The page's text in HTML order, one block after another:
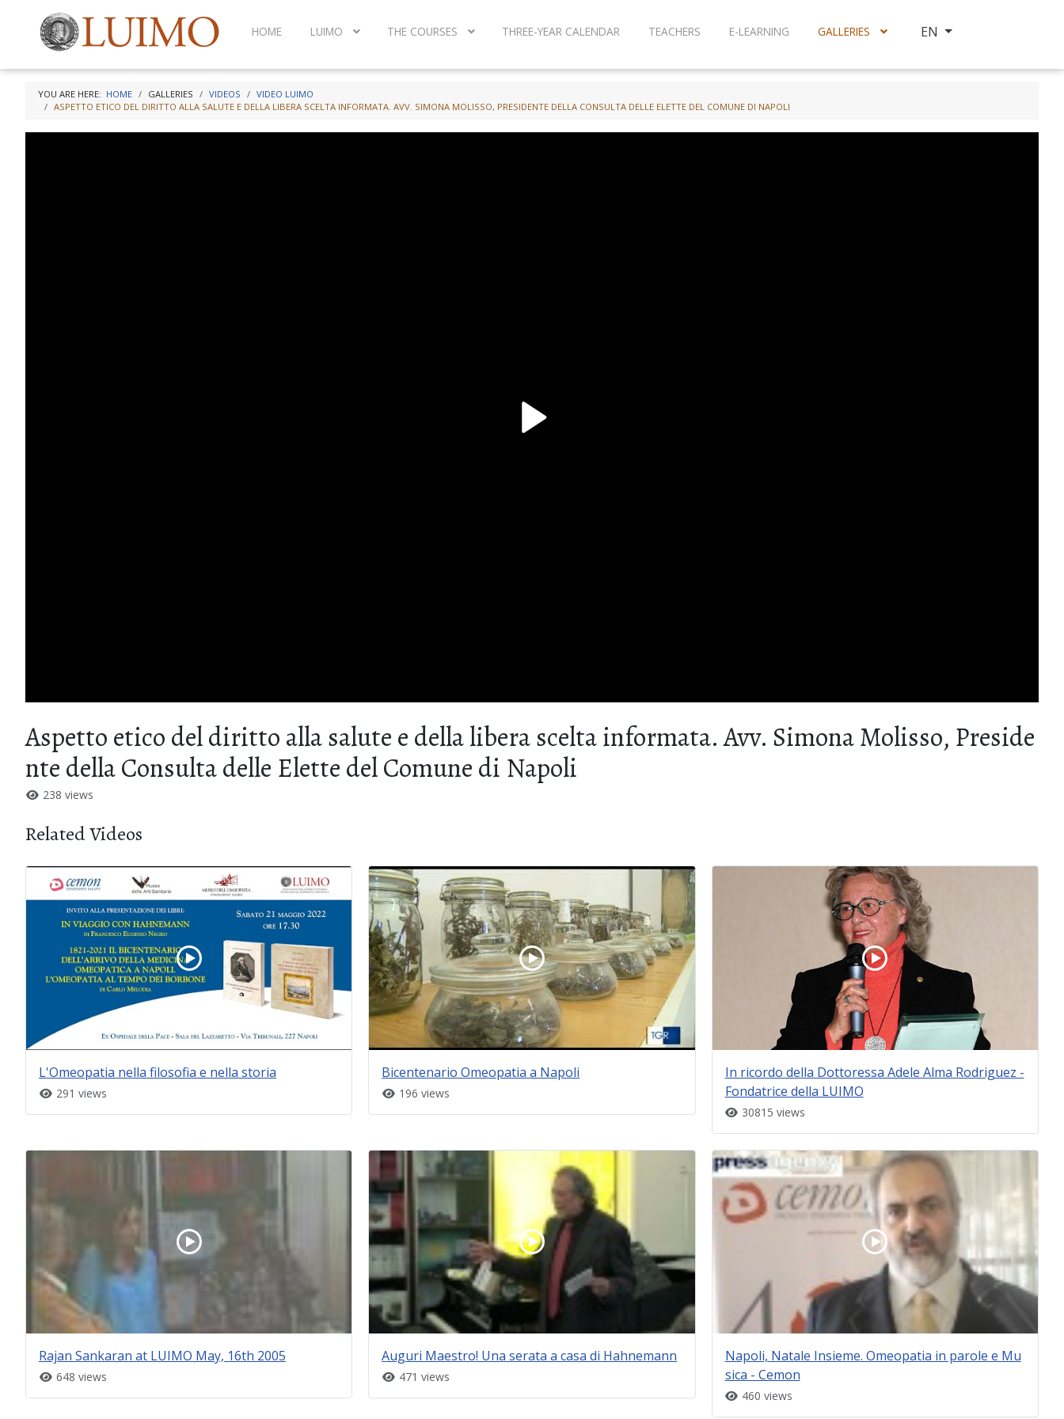
HOME LUIMO THE COURSES THREE-YEAR CALENDAR TEACHERS E-LEARNING GALLERIES Select your language
EN
YOU ARE HERE: HOME GALLERIES VIDEOS
VIDEO LUIMO
ASPETTO ETICO DEL DIRITTO ALLA SALUTE E DELLA LIBERA SCELTA INFORMATA. AVV. SIMONA MOLISSO, PRESIDENTE DELLA CONSULTA DELLE ELETTE DEL COMUNE DI NAPOLI
Aspetto etico del diritto alla salute e della libera scelta informata. Avv. Simona Molisso, Preside
nte della Consulta delle Elette del Comune di Napoli
238 views
Related Videos
L'Omeopatia nella filosofia e nella storia
291 views
Bicentenario Omeopatia a Napoli
196 views
In ricordo della Dottoressa Adele Alma Rodriguez -
Fondatrice della LUIMO
30815 views
Rajan Sankaran at LUIMO May, 16th 2005
648 views
Auguri Maestro! Una serata a casa di Hahnemann
471 views
Napoli, Natale Insieme. Omeopatia in parole e Mu
sica - Cemon
460 views